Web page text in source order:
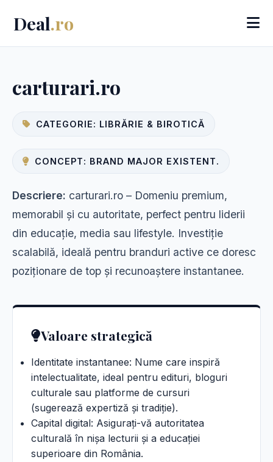
Deal.ro
carturari.ro
CATEGORIE: LIBRĂRIE & BIROTICĂ
CONCEPT: BRAND MAJOR EXISTENT.
Descriere: carturari.ro – Domeniu premium,
memorabil și cu autoritate, perfect pentru liderii
din educație, media sau lifestyle. Investiție
scalabilă, ideală pentru branduri active ce doresc
poziționare de top și recunoaștere instantanee.
Valoare strategică
Identitate instantanee: Nume care inspiră
intelectualitate, ideal pentru edituri, bloguri
culturale sau platforme de cursuri
(sugerează expertiză și tradiție).
Capital digital: Asigurați-vă autoritatea
culturală în nișa lecturii și a educației
superioare din România.